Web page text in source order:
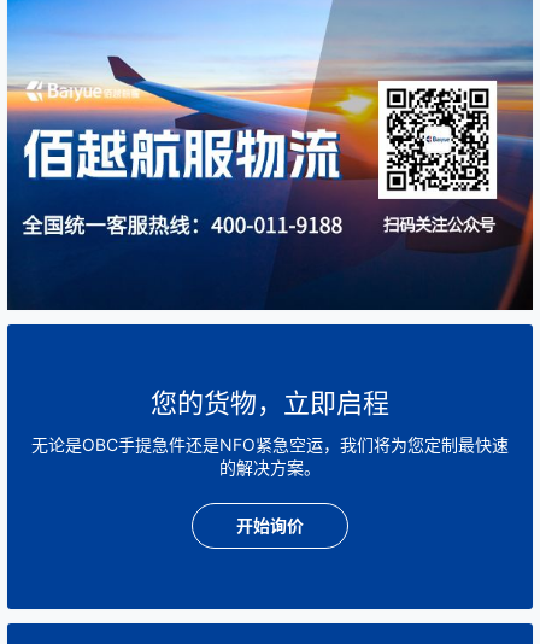
和审核程序。
5.运输公司的规定：不同的航空公司和运输公司可能有
各自的规定和要求，包括但不限于货物包装标准、尺寸
和重量限制、禁运品清单等。当天件的发件人需要了解
并遵守所选航空公司或运输公司的规定，以确保货物满
足他们的要求并能够被接受运输。
此外，还有其他一些法规和规定需要遵守，例如国家和
地区的进出口限制、货物保险要求、国际贸易合规等。
公司应该详细了解适用的法规和规定，并确保货物的合
您的货物，立即启程
无论是OBC手提急件还是NFO紧急空运，我们将为您定制最快速
的解决方案。
开始询价